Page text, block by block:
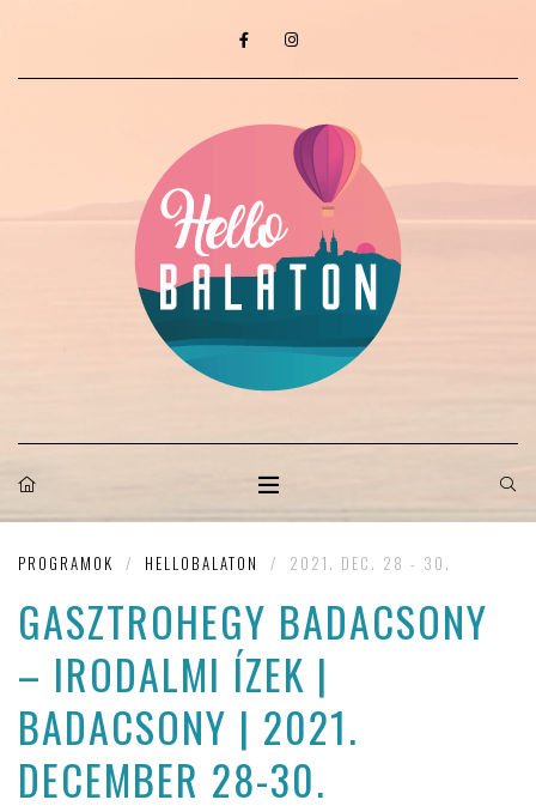
PROGRAMOK / HELLOBALATON / 2021. DEC. 28 - 30.
GASZTROHEGY BADACSONY
– IRODALMI ÍZEK |
BADACSONY | 2021.
DECEMBER 28-30.